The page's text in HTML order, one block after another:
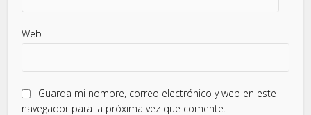
Web
Guarda mi nombre, correo electrónico y web en este
navegador para la próxima vez que comente.